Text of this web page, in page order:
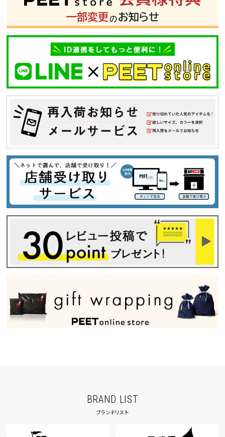
並び順
カテゴリ
S
M
L
XL
XXL
XXXL
32inc
34inc
36inc
38inc
40inc
KIDS
カラー
tune 絞り込んで検索する
BRAND LIST
ブランドリスト